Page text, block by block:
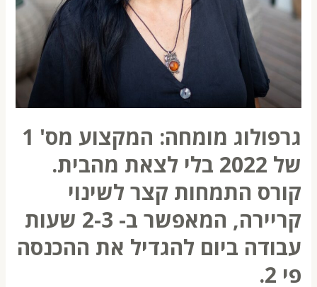
גרפולוג מומחה: המקצוע מס' 1
של 2022 בלי לצאת מהבית.
קורס התמחות קצר לשינוי
קריירה, המאפשר ב- 2-3 שעות
עבודה ביום להגדיל את ההכנסה
פי 2.